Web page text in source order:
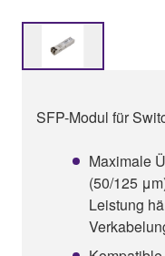
SFP-Modul für
Maximale
(50/125
Leistung